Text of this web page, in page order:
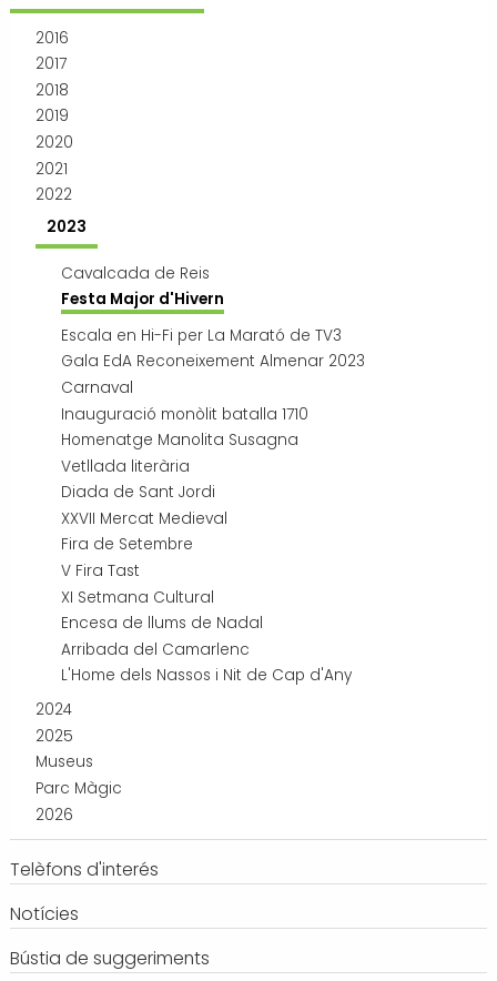
2016
2017
2018
2019
2020
2021
2022
2023
Cavalcada de Reis
Festa Major d'Hivern
Escala en Hi-Fi per La Marató de TV3
Gala EdA Reconeixement Almenar 2023
Carnaval
Inauguració monòlit batalla 1710
Homenatge Manolita Susagna
Vetllada literària
Diada de Sant Jordi
XXVII Mercat Medieval
Fira de Setembre
V Fira Tast
XI Setmana Cultural
Encesa de llums de Nadal
Arribada del Camarlenc
L'Home dels Nassos i Nit de Cap d'Any
2024
2025
Museus
Parc Màgic
2026
Telèfons d'interés
Notícies
Bústia de suggeriments